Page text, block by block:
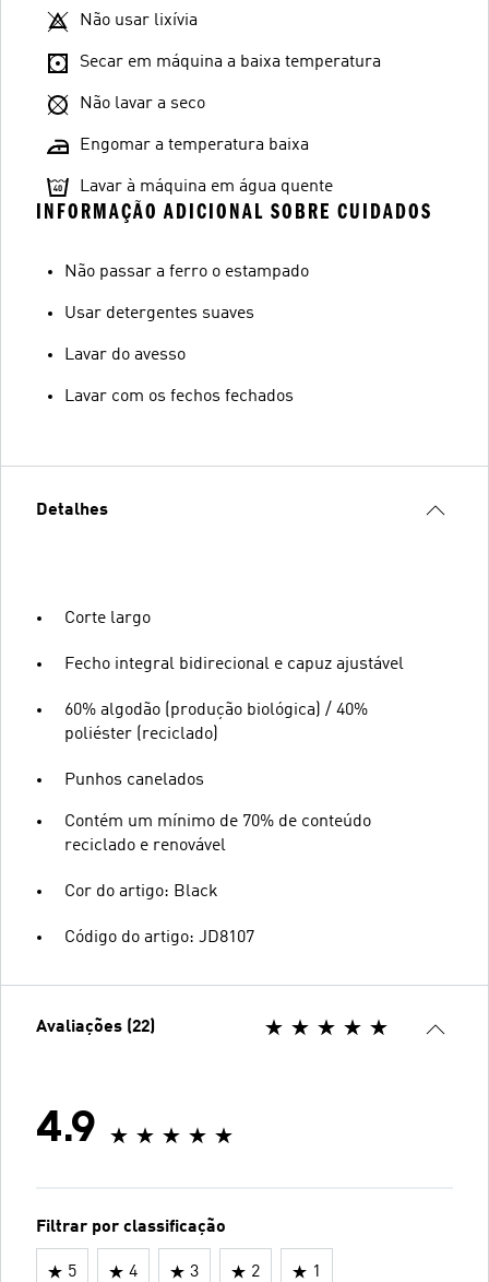
Não usar lixívia
Secar em máquina a baixa temperatura
Não lavar a seco
Engomar a temperatura baixa
Lavar à máquina em água quente
INFORMAÇÃO ADICIONAL SOBRE CUIDADOS
Não passar a ferro o estampado
Usar detergentes suaves
Lavar do avesso
Lavar com os fechos fechados
Detalhes
Corte largo
Fecho integral bidirecional e capuz ajustável
60% algodão (produção biológica) / 40%
poliéster (reciclado)
Punhos canelados
Contém um mínimo de 70% de conteúdo
reciclado e renovável
Cor do artigo: Black
Código do artigo: JD8107
Avaliações (22)
4.9
Filtrar por classificação
5 4 3 2 1